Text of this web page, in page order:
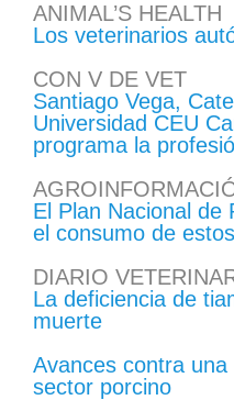
ANIMAL’S HEALTH
Los veterinarios
CON V DE VET
Santiago Vega,
Universidad CEU
programa la
El Plan Nacional de
el consumo de
DIARIO
La deficiencia de
muerte
Avances contra
sector porcino